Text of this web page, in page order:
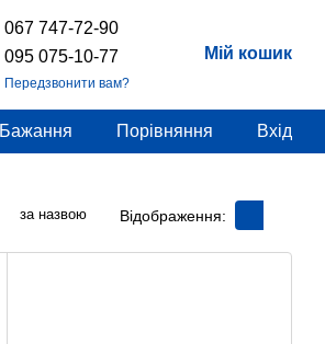
067 747-72-90
095 075-10-77
Передзвонити вам?
Мій кошик
Бажання Порівняння Вхід
за назвою Відображення: